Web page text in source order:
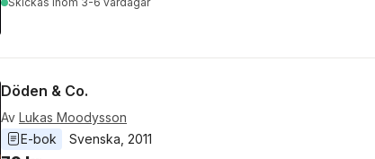
Döden & Co.
Av Lukas Moodysson
E-bok
Svenska 2011